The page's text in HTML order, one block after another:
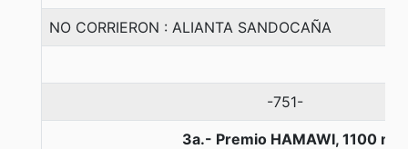
NO CORRIERON : ALIANTA SANDOCAÑA
-751-
3a.- Premio HAMAWI, 1100